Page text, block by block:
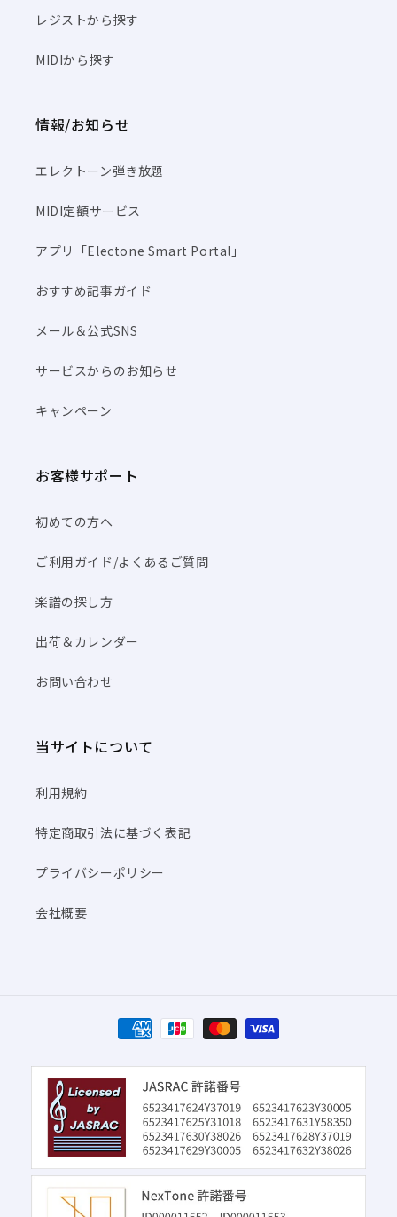
レジストから探す
MIDIから探す
情報/お知らせ
エレクトーン弾き放題
MIDI定額サービス
アプリ「Electone Smart Portal」
おすすめ記事ガイド
メール＆公式SNS
サービスからのお知らせ
キャンペーン
お客様サポート
初めての方へ
ご利用ガイド/よくあるご質問
楽譜の探し方
出荷＆カレンダー
お問い合わせ
当サイトについて
利用規約
特定商取引法に基づく表記
プライバシーポリシー
会社概要
決
済
方
法